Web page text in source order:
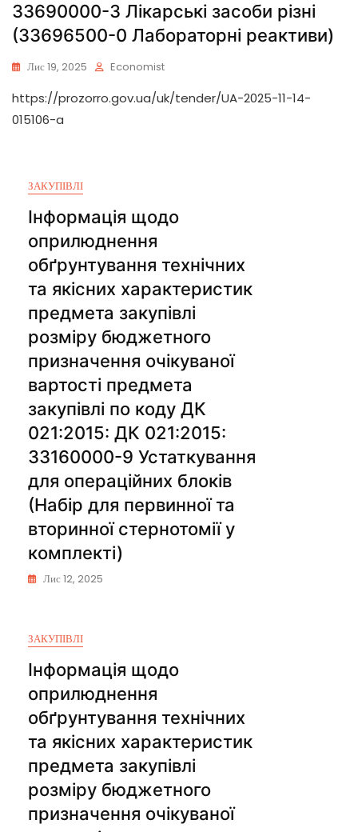
33690000-3 Лікарські засоби різні
(33696500-0 Лабораторні реактиви)
Лис 19, 2025 Economist
https://prozorro.gov.ua/uk/tender/UA-2025-11-14-
015106-a
ЗАКУПІВЛІ
Інформація щодо
оприлюднення
обґрунтування технічних
та якісних характеристик
предмета закупівлі
розміру бюджетного
призначення очікуваної
вартості предмета
закупівлі по коду ДК
021:2015: ДК 021:2015:
33160000-9 Устаткування
для операційних блоків
(Набір для первинної та
вторинної стернотомії у
комплекті)
Лис 12, 2025
ЗАКУПІВЛІ
Інформація щодо
оприлюднення
обґрунтування технічних
та якісних характеристик
предмета закупівлі
розміру бюджетного
призначення очікуваної